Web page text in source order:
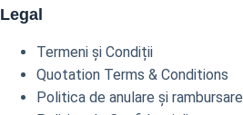
Legal
Termeni și Condiții
Quotation Terms & Conditions
Politica de anulare și rambursare